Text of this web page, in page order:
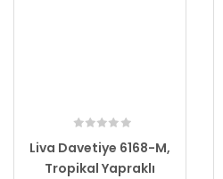
Liva Davetiye 6168-M,
Tropikal Yapraklı